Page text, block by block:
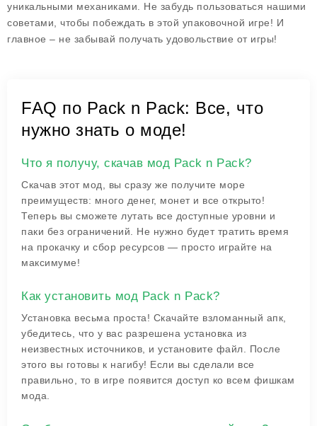
уникальными механиками. Не забудь пользоваться нашими
советами, чтобы побеждать в этой упаковочной игре! И
главное – не забывай получать удовольствие от игры!
FAQ по Pack n Pack: Все, что
нужно знать о моде!
Что я получу, скачав мод Pack n Pack?
Скачав этот мод, вы сразу же получите море
преимуществ: много денег, монет и все открыто!
Теперь вы сможете лутать все доступные уровни и
паки без ограничений. Не нужно будет тратить время
на прокачку и сбор ресурсов — просто играйте на
максимуме!
Как установить мод Pack n Pack?
Установка весьма проста! Скачайте взломанный апк,
убедитесь, что у вас разрешена установка из
неизвестных источников, и установите файл. После
этого вы готовы к нагибу! Если вы сделали все
правильно, то в игре появится доступ ко всем фишкам
мода.